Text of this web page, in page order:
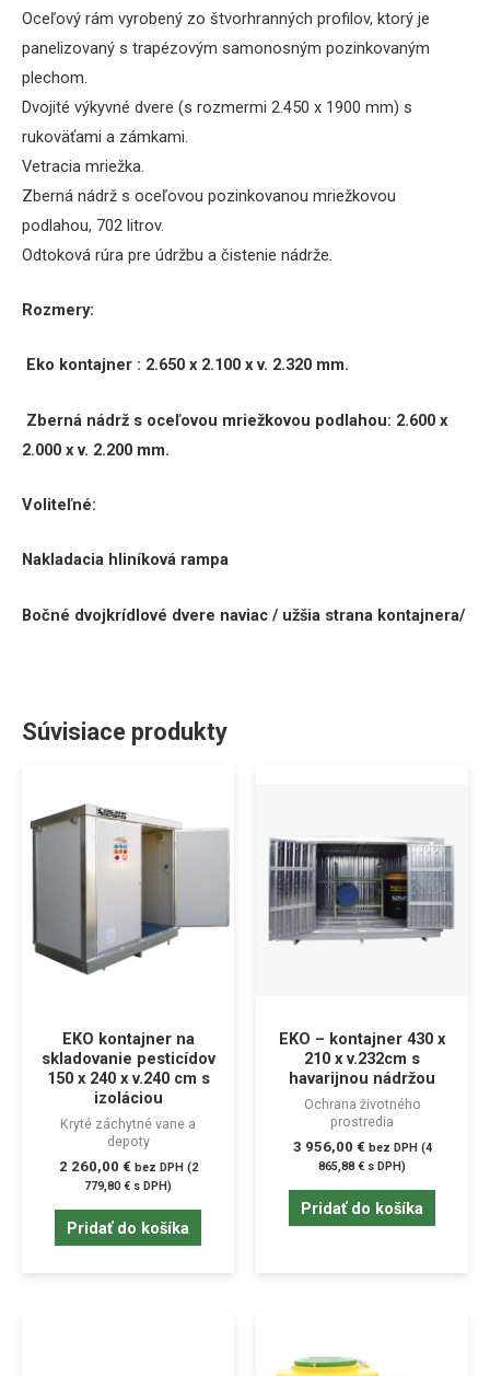
Oceľový rám vyrobený zo štvorhranných profilov, ktorý je
panelizovaný s trapézovým samonosným pozinkovaným
plechom.
Dvojité výkyvné dvere (s rozmermi 2.450 x 1900 mm) s
rukoväťami a zámkami.
Vetracia mriežka.
Zberná nádrž s oceľovou pozinkovanou mriežkovou
podlahou, 702 litrov.
Odtoková rúra pre údržbu a čistenie nádrže.
Rozmery:
Eko kontajner : 2.650 x 2.100 x v. 2.320 mm.
Zberná nádrž s oceľovou mriežkovou podlahou: 2.600 x
2.000 x v. 2.200 mm.
Voliteľné:
Nakladacia hliníková rampa
Bočné dvojkrídlové dvere naviac / užšia strana kontajnera/
Súvisiace produkty
EKO kontajner na
skladovanie pesticídov
150 x 240 x v.240 cm s
izoláciou
Kryté záchytné vane a
depoty
2 260,00 € bez DPH (2
779,80€ s DPH)
Pridať do košíka
EKO – kontajner 430 x
210 x v.232cm s
havarijnou nádržou
Ochrana životného
prostredia
3 956,00 € bez DPH (4
865,88 € s DPH)
Pridať do košíka